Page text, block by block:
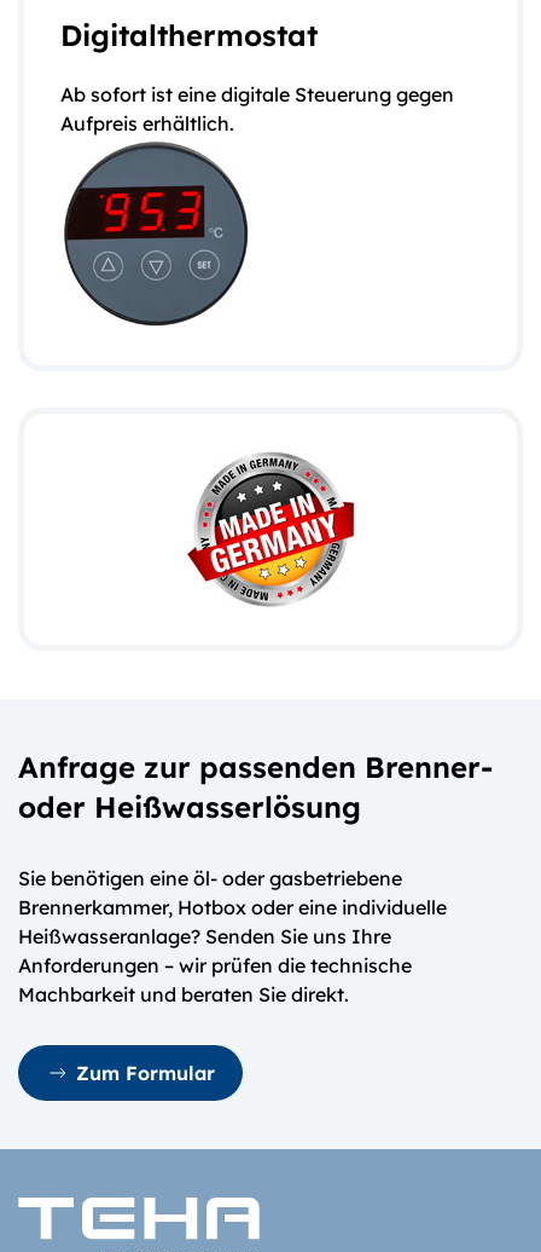
Digitalthermostat
Ab sofort ist eine digitale Steuerung gegen
Aufpreis erhältlich.
Anfrage zur passenden Brenner-
oder Heißwasserlösung
Sie benötigen eine öl- oder gasbetriebene
Brennerkammer, Hotbox oder eine individuelle
Heißwasseranlage? Senden Sie uns Ihre
Anforderungen – wir prüfen die technische
Machbarkeit und beraten Sie direkt.
Zum Formular